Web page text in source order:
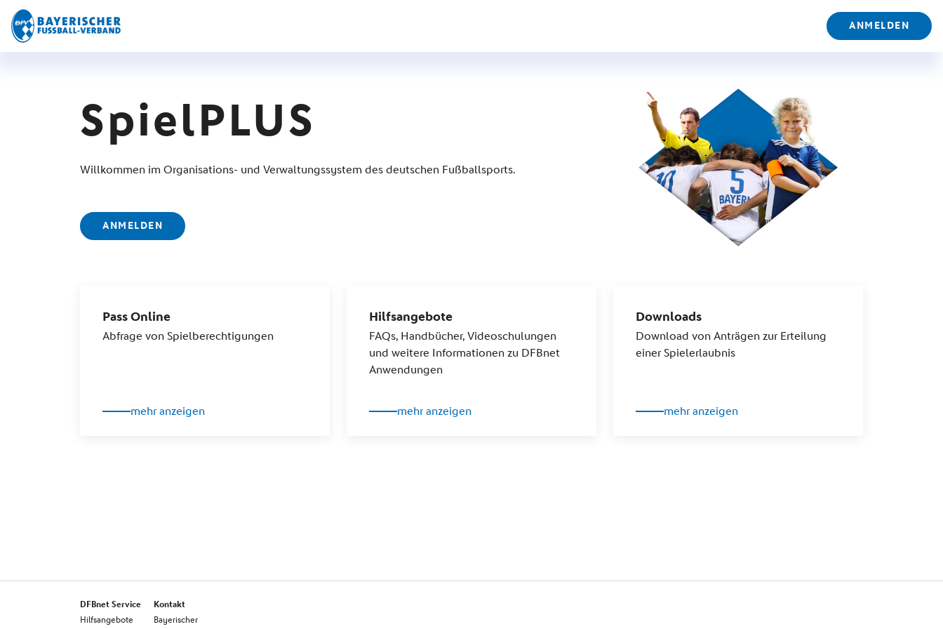
ANMELDEN
SpielPLUS
Willkommen im Organisations- und Verwaltungssystem des deutschen Fußballsports.
ANMELDEN
Pass Online
Abfrage von Spielberechtigungen
mehr anzeigen
Hilfsangebote
FAQs, Handbücher, Videoschulungen
und weitere Informationen zu DFBnet
Anwendungen
mehr anzeigen
Downloads
Download von Anträgen zur Erteilung
einer Spielerlaubnis
mehr anzeigen
DFBnet Service
Hilfsangebote
Kontakt
Bayerischer